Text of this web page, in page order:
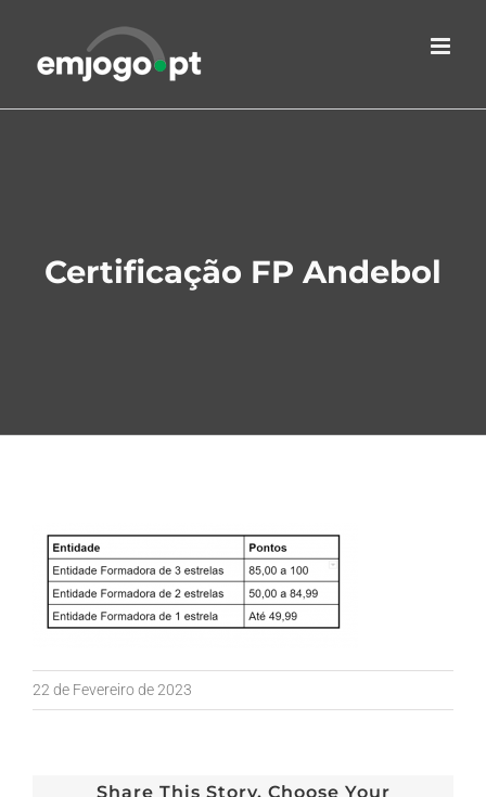
content
Certificação FP Andebol
22 de Fevereiro de 2023
Share This Story, Choose Your